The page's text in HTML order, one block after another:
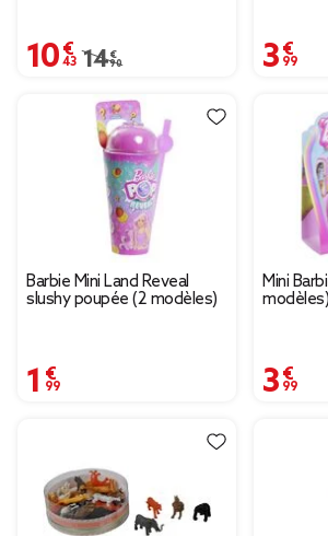
10,43 €
Prix remisé de 14,90 € à 10,43 €
14,90 €
3,99 €
Barbie Mini Land Reveal
slushy poupée (2 modèles)
1,99 €
Mini
modèles)
3,99 €